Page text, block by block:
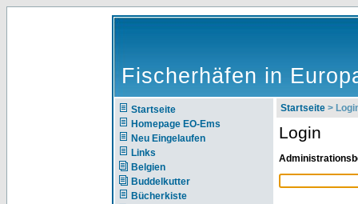
Fischerhäfen in
Startseite
Homepage EO-Ems
Neu Eingelaufen
Links
Belgien
Buddelkutter
Bücherkiste
Startseite >
Login